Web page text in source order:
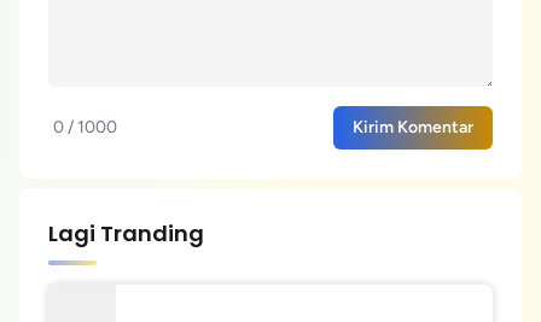
0 / 1000 Kirim Komentar
Lagi Tranding